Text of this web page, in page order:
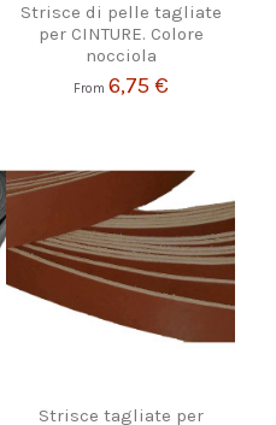
Strisce di pelle tagliate
per CINTURE. Colore
nocciola
From 6,75 €
Strisce tagliate per